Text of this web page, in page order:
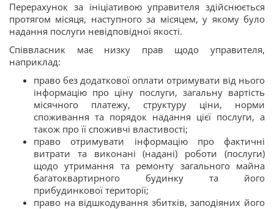
Перерахунок за ініціативою управителя здійснюється
протягом місяця, наступного за місяцем, у якому було
надання послуги невідповідної якості.
Співвласник має низку прав щодо управителя,
наприклад:
право без додаткової оплати отримувати від нього
інформацію про ціну послуги, загальну вартість
місячного платежу, структуру ціни, норми
споживання та порядок надання цієї послуги, а
також про її споживчі властивості;
право отримувати інформацію про фактичні
витрати та виконані (надані) роботи (послуги)
щодо утримання та ремонту загального майна
багатоквартирного будинку та його
прибудинкової території;
право на відшкодування збитків, заподіяних його